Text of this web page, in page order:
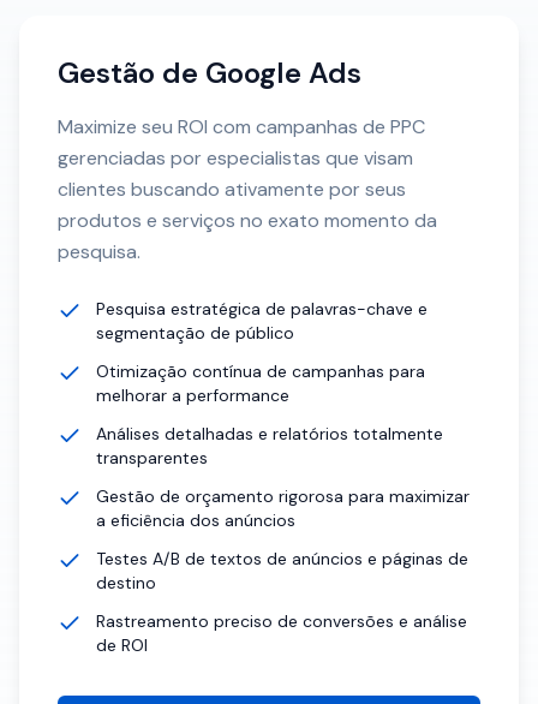
Gestão de Google Ads
Maximize seu ROI com campanhas de PPC
gerenciadas por especialistas que visam
clientes buscando ativamente por seus
produtos e serviços no exato momento da
pesquisa.
Pesquisa estratégica de palavras-chave e
segmentação de público
Otimização contínua de campanhas para
melhorar a performance
Análises detalhadas e relatórios totalmente
transparentes
Gestão de orçamento rigorosa para maximizar
a eficiência dos anúncios
Testes A/B de textos de anúncios e páginas de
destino
Rastreamento preciso de conversões e análise
de ROI